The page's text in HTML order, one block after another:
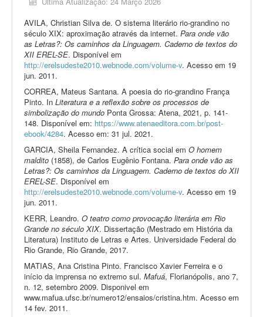
Produção
Documentos
Livreiros
Tipografias
AVILA, Christian Silva de. O sistema literário rio-grandino no
século XIX: aproximação através da internet. Para onde vão
as Letras?: Os caminhos da Linguagem. Caderno de textos do
XII EREL-SE. Disponível em
http://erelsudeste2010.webnode.com/volume-v. Acesso em 19
jun. 2011.
CORREA, Mateus Santana. A poesia do rio-grandino França
Pinto. In Literatura e a reflexão sobre os processos de
simbolização do mundo Ponta Grossa: Atena, 2021, p. 141-
148. Disponível em: https://www.atenaeditora.com.br/post-
ebook/4284. Acesso em: 31 jul. 2021.
GARCIA, Sheila Fernandez. A crítica social em O homem
maldito (1858), de Carlos Eugênio Fontana. Para onde vão as
Letras?: Os caminhos da Linguagem. Caderno de textos do XII
EREL-SE. Disponível em
http://erelsudeste2010.webnode.com/volume-v. Acesso em 19
jun. 2011.
KERR, Leandro. O teatro como provocação literária em Rio
Grande no século XIX. Dissertação (Mestrado em História da
Literatura) Instituto de Letras e Artes. Universidade Federal do
Rio Grande, Rio Grande, 2017.
MATIAS, Ana Cristina Pinto. Francisco Xavier Ferreira e o
início da imprensa no extremo sul. Mafuá, Florianópolis, ano 7,
n. 12, setembro 2009. Disponivel em
www.mafua.ufsc.br/numero12/ensaios/cristina.htm. Acesso em
14 fev. 2011.